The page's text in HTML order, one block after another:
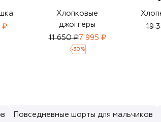
₽
Хлопковые
джоггеры
11 650 ₽7 995 ₽
-30 %
19
Повседневные шорты для мальчиков